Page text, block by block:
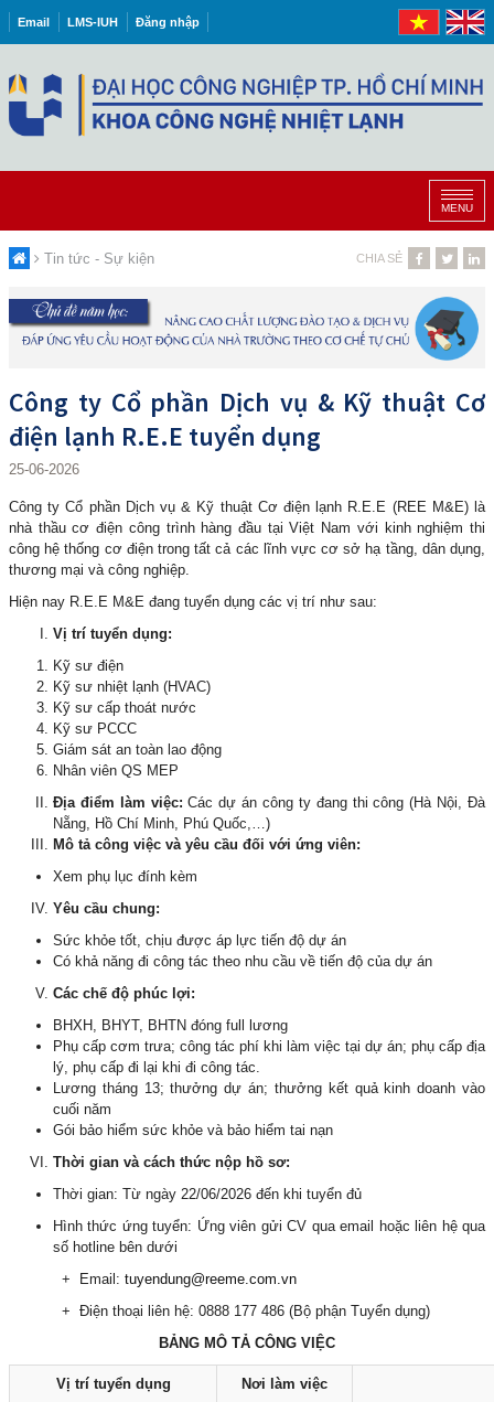
Email LMS-IUH Đăng nhập
MENU
Tin tức - Sự kiện CHIA SẺ
Công ty Cổ phần Dịch vụ & Kỹ thuật Cơ
điện lạnh R.E.E tuyển dụng
25-06-2026
Công ty Cổ phần Dịch vụ & Kỹ thuật Cơ điện lạnh R.E.E (REE M&E) là
nhà thầu cơ điện công trình hàng đầu tại Việt Nam với kinh nghiệm thi
công hệ thống cơ điện trong tất cả các lĩnh vực cơ sở hạ tầng, dân dụng,
thương mại và công nghiệp.
Hiện nay R.E.E M&E đang tuyển dụng các vị trí như sau:
Vị trí tuyển dụng:
Kỹ sư điện
Kỹ sư nhiệt lạnh (HVAC)
Kỹ sư cấp thoát nước
Kỹ sư PCCC
Giám sát an toàn lao động
Nhân viên QS MEP
Địa điểm làm việc:Các dự án công ty đang thi công (Hà Nội, Đà
Nẵng, Hồ Chí Minh, Phú Quốc,…)
Mô tả công việc và yêu cầu đối với ứng viên:
Xem phụ lục đính kèm
Yêu cầu chung:
Sức khỏe tốt, chịu được áp lực tiến độ dự án
Có khả năng đi công tác theo nhu cầu về tiến độ của dự án
Các chế độ phúc lợi:
BHXH, BHYT, BHTN đóng full lương
Phụ cấp cơm trưa; công tác phí khi làm việc tại dự án; phụ cấp địa
lý, phụ cấp đi lại khi đi công tác.
Lương tháng 13; thưởng dự án; thưởng kết quả kinh doanh vào
cuối năm
Gói bảo hiểm sức khỏe và bảo hiểm tai nạn
Thời gian và cách thức nộp hồ sơ:
Thời gian: Từ ngày 22/06/2026 đến khi tuyển đủ
Hình thức ứng tuyển: Ứng viên gửi CV qua email hoặc liên hệ qua
số hotline bên dưới
+ Email: tuyendung@reeme.com.vn
+ Điện thoại liên hệ: 0888 177 486 (Bộ phận Tuyển dụng)
BẢNG MÔ TẢ CÔNG VIỆC
Vị trí tuyển dụng Nơi làm việc